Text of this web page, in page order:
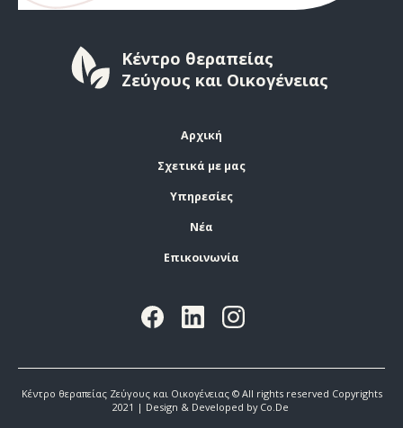
Κέντρο θεραπείας
Ζεύγους και Οικογένειας
Αρχική
Σχετικά με μας
Υπηρεσίες
Νέα
Επικοινωνία
Κέντρο θεραπείας Ζεύγους και Οικογένειας © All rights reserved Copyrights
2021 | Design & Developed by Co.De